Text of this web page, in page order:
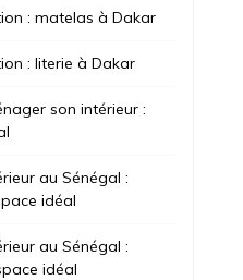
: matelas à Dakar
: literie à Dakar
son intérieur :
au Sénégal :
idéal
au Sénégal :
idéal